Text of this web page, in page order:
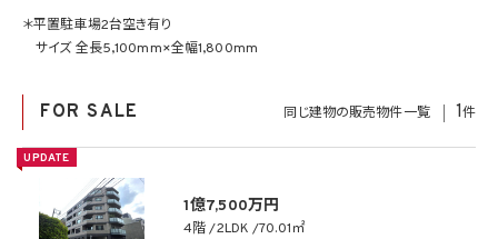
＊平置駐車場2台空き有り
サイズ 全長5,100mm×全幅1,800mm
FOR SALE 同じ建物の販売物件一覧 1件
UPDATE
1億7,500万円
4階 2LDK 70.01㎡